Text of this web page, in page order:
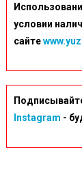
условии
сайте
Instagram -